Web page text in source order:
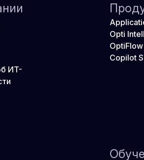
ИТ-
Opti
OptiFlow
Copilot